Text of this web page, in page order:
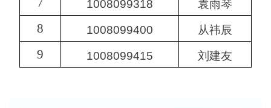
1008099318 袁雨琴
8 1008099400 从祎辰
9 1008099415 刘建友